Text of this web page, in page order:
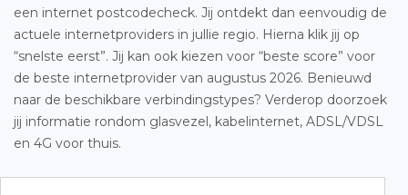
een internet postcodecheck. Jij ontdekt dan eenvoudig de
actuele internetproviders in jullie regio. Hierna klik jij op
“snelste eerst”. Jij kan ook kiezen voor “beste score” voor
de beste internetprovider van augustus 2026. Benieuwd
naar de beschikbare verbindingstypes? Verderop doorzoek
jij informatie rondom glasvezel, kabelinternet, ADSL/VDSL
en 4G voor thuis.